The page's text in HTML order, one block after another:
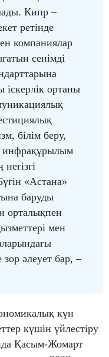
Кипр –
ретінде
компаниялар
сенімді
іскерлік ортаны
білім беру,
инфрақұрылым
«Астана»
баруды
орталықпен
мен
әлеует бар, –
күн
күшін үйлестіру
Қасым-Жомарт